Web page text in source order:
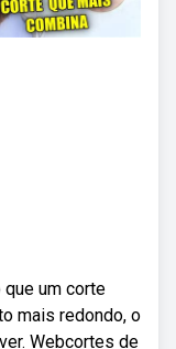
um corte
mais redondo, o
Webcortes de